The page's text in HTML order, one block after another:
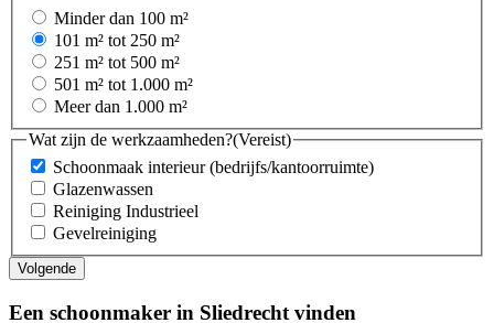
Minder dan 100 m²
101 m² tot 250 m²
251 m² tot 500 m²
501 m² tot 1.000 m²
Meer dan 1.000 m²
Wat zijn de werkzaamheden?(Vereist)
Schoonmaak interieur (bedrijfs/kantoorruimte)
Glazenwassen
Reiniging Industrieel
Gevelreiniging
Een schoonmaker in Sliedrecht vinden